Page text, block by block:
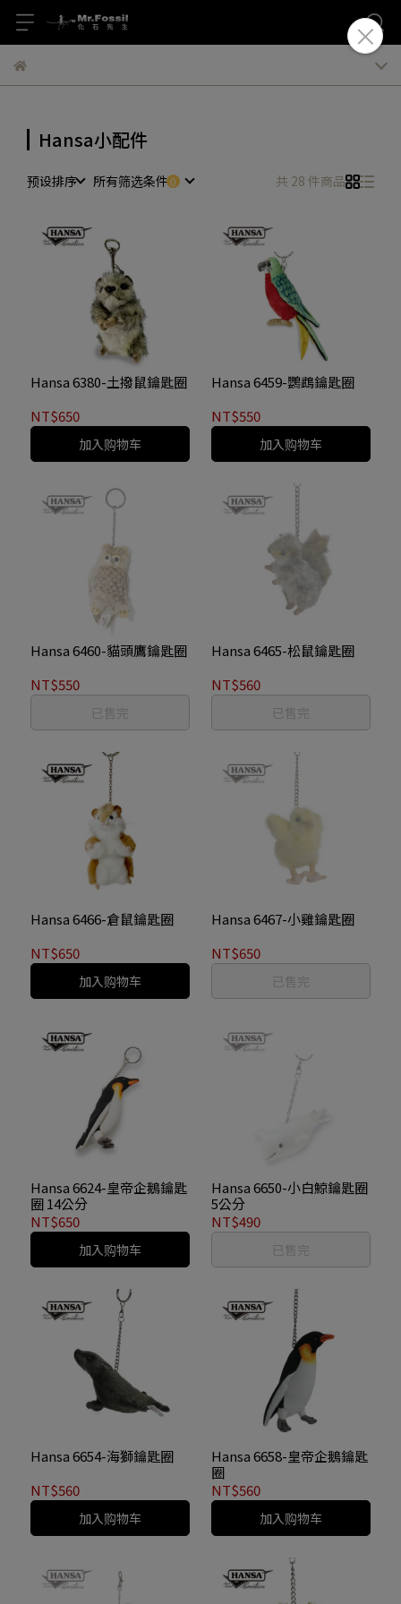
Hansa小配件
预设排序 所有筛选条件 共 28 件商品
Hansa 6380-土撥鼠鑰匙圈
NT$650
加入购物车
Hansa 6459-鸚鵡鑰匙圈
NT$550
加入购物车
Hansa 6460-貓頭鷹鑰匙圈
NT$550
已售完
Hansa 6465-松鼠鑰匙圈
NT$560
已售完
Hansa 6466-倉鼠鑰匙圈
NT$650
加入购物车
Hansa 6467-小雞鑰匙圈
NT$650
已售完
Hansa 6624-皇帝企鵝鑰匙
圈 14公分
NT$650
加入购物车
Hansa 6650-小白鯨鑰匙圈
5公分
NT$490
已售完
Hansa 6654-海獅鑰匙圈
NT$560
加入购物车
Hansa 6658-皇帝企鵝鑰匙
圈
NT$560
加入购物车